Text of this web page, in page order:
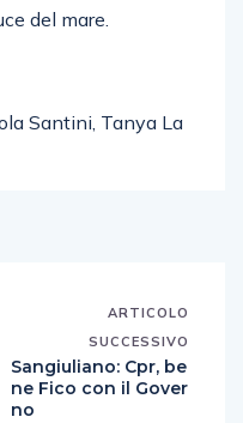
del mare.
Santini, Tanya La
ARTICOLO
SUCCESSIVO
Sangiuliano: Cpr, be
ne Fico con il Gover
no